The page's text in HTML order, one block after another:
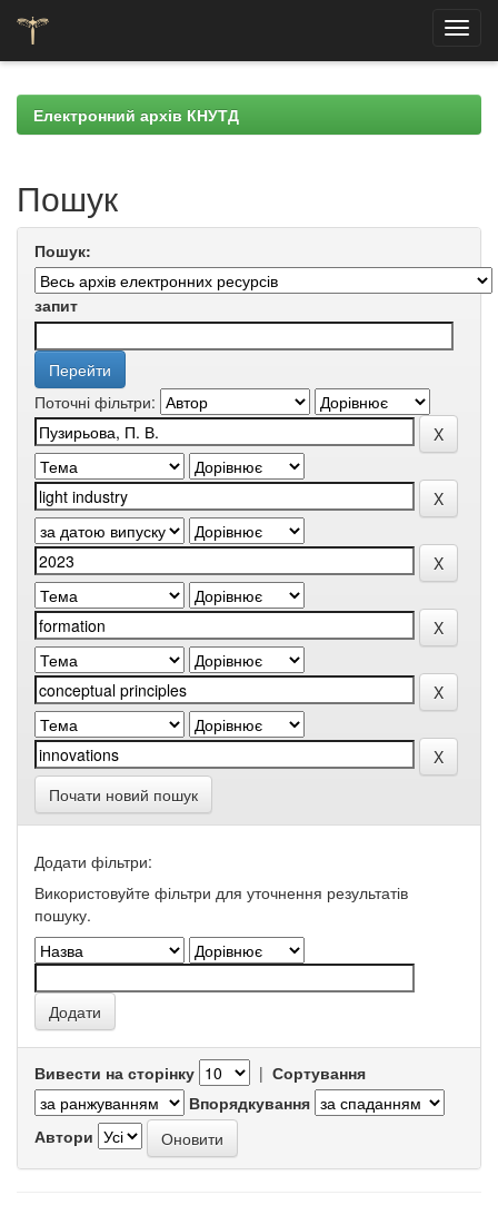
navigationЕлектронний архів КНУТД
Пошук
Пошук:
запит
Поточні фільтри:
Почати новий пошук
Додати фільтри:
Використовуйте фільтри для уточнення результатів
пошуку.
Вивести на сторінку | Сортування
Впорядкування
Автори